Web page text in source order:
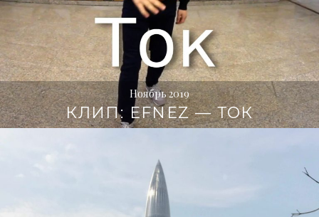
Ноябрь 2019
КЛИП: EFNEZ — ТОК